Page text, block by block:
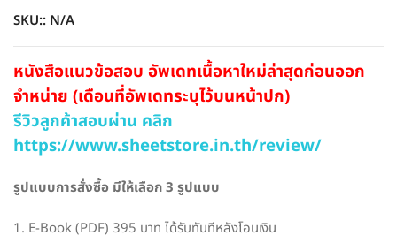
through
฿705.00
SKU:: N/A
หนังสือแนวข้อสอบ อัพเดทเนื้อหาใหม่ล่าสุดก่อนออก
จำหน่าย (เดือนที่อัพเดทระบุไว้บนหน้าปก)
รีวิวลูกค้าสอบผ่าน คลิก
https://www.sheetstore.in.th/review/
รูปแบบการสั่งซื้อ มีให้เลือก 3 รูปแบบ
1. E-Book (PDF) 395 บาท ได้รับทันทีหลังโอนเงิน